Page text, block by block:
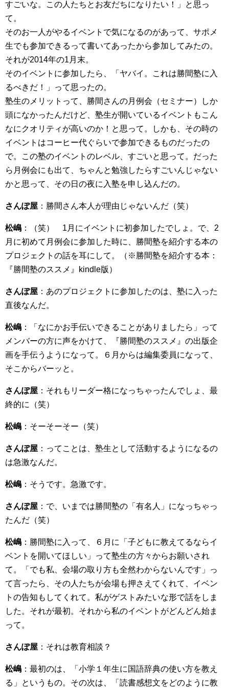
すごいな。この人たちとお友だちになりたい！」と思っ
て。
そのお一人がやるイベントで気になるのがあって、サポメ
生でも参加できるって書いてあったから参加してみたの。
それが2014年の1月末。
そのイベントに参加したら、「ヤバイ。これは勝間塾に入
るべきだ！」って思ったの。
塾生のメリットって、勝間さんの月例会（セミナー）しか
頭になかったんだけど、塾生が開いているイベントもこん
なにクオリティが高いのか！と思って。しかも、その時の
イベントはコーヒー代ぐらいで参加できるものだったの
で。この塾のイベントのレベル、すごいと思って。だった
ら月例会にも出て、ちゃんと勉強したらすごいんじゃない
かと思って、その日の夜に入塾を申し込んだの。
さんぽ屋 ：勝間さん本人が理由じゃないんだ（笑）
松嶋 ：（笑） 1月にイベントに初参加したでしょ。で、2
月に初めて月例会に参加した時に、勝間塾を紹介する本の
プロジェクトの話を耳にして。（※勝間塾を紹介する本：
『勝間塾のススメ』kindle版）
さんぽ屋 ：あのプロジェクトに参加したのは、塾に入った
直後なんだ。
松嶋 ：「なにかお手伝いできることがありましたら」って
メンバーの方に声をかけて、『勝間塾のススメ』の出版企
画を手伝うようになって。６月からは編集委員になって、
そこからバーッと。
さんぽ屋 ：それもリーダー格になっちゃったんでしょ、最
終的に（笑）
松嶋 ：そーそーそー（笑）
さんぽ屋 ：ってことは、塾生として活動するようになるの
は急激なんだ。
松嶋 ：そうです。急激です。
さんぽ屋 ：で、いまでは勝間塾の「有名人」になっちゃっ
たんだ（笑）
松嶋 ：勝間塾に入って、６月に「子どもに教えてるならイ
ベントを開いてほしい」って塾生の方々からお願いされ
て。「でも私、会場の取り方も全然わからないんです」っ
て言ったら、その人たちが会場も押さえてくれて、イベン
トの告知もしてくれて。私がゲストみたいな形で話をしま
した。それが最初。それから私のイベントがどんどん始ま
って。
さんぽ屋 ：それは教育相談？
松嶋 ：最初のは、「小学１年生に国語辞典の使い方を教え
る」というもの。その次は、「読書感想文をどのように教